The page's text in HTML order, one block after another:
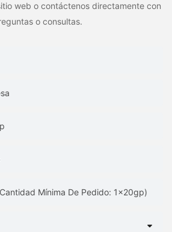
web o contáctenos directamente con
o consultas.
Mínima De Pedido: 1x20gp)